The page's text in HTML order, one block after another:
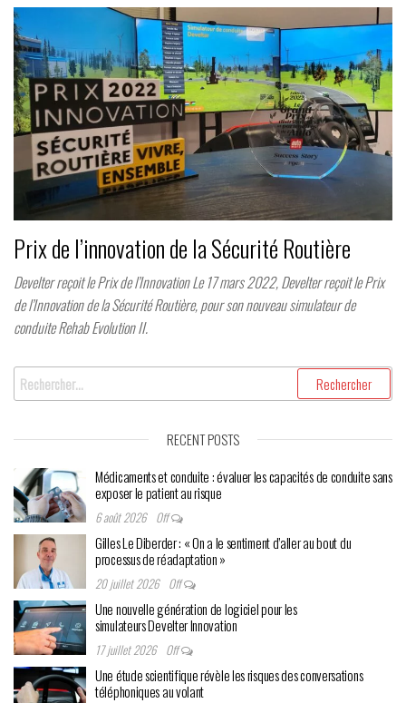
Prix de l’innovation de la Sécurité Routière
Develter reçoit le Prix de l’Innovation Le 17 mars 2022, Develter reçoit le Prix
de l’Innovation de la Sécurité Routière, pour son nouveau simulateur de
conduite Rehab Evolution II.
Rechercher :
RECENT POSTS
Médicaments et conduite : évaluer les capacités de conduite sans
exposer le patient au risque
6 août 2026 Off
Gilles Le Diberder : « On a le sentiment d’aller au bout du
processus de réadaptation »
20 juillet 2026 Off
Une nouvelle génération de logiciel pour les
simulateurs Develter Innovation
17 juillet 2026 Off
Une étude scientifique révèle les risques des conversations
téléphoniques au volant